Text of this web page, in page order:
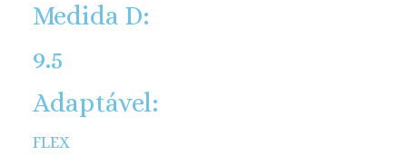
Medida D:
9.5
Adaptável:
FLEX